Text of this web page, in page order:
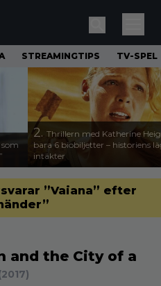
STREAMINGTIPS TV-SPEL
2. Thrillern med Katherine
bara 6 biobiljetter – historiens
intäkter
”Vaiana” efter
and the City of a